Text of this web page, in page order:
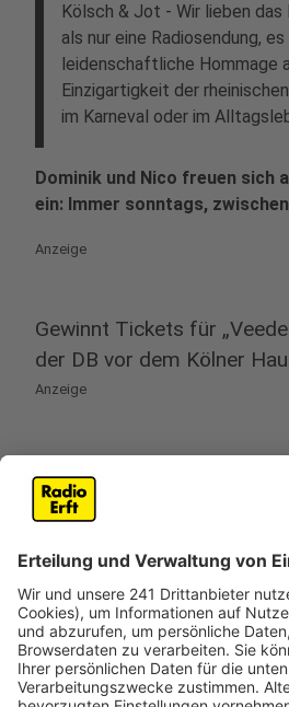
Kölsch & Jot - Wir lieben das
als nur eine Radiosendung,
leidenschaftliche Hommage
Einzigartigkeit der
im Karneval oder im
Dominik und Nico freuen sich
ein: Immer sonntags,
Anzeige
Gewinnt Tickets für
der DB vor dem Kölner
Anzeige
uns den Kölner Veedelszoch.
Ihr bekommt nicht nur gute
Zugang zur exklusiven
Tribünengelände.
Bewerbt euch als Gruppe und
ein Paket aus 30, 20 oder 10